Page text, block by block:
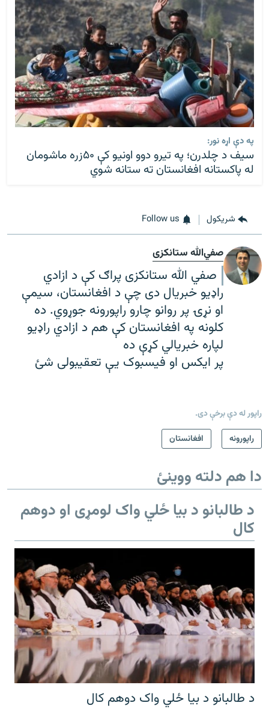
په دې اړه نور:
سیف د چلدرن؛ په تیرو دوو اونیو کې ۵۰زره ماشومان
له پاکستانه افغانستان ته ستانه شوي
شريکول Follow us
صفي‌الله ستانکزی
صفي الله ستانکزی پراګ کې د ازادي
راډیو خبریال دی چې د افغانستان، سیمې
او نړۍ پر روانو چارو راپورونه جوړوي. ده
کلونه په افغانستان کې هم د ازادي راډیو
لپاره خبریالي کړې ده
پر ایکس او فیسبوک یې تعقیبولی شئ
راپور له دې برخې دی.
راپورونه
افغانستان
دا هم دلته ووینئ
د طالبانو د بیا ځلي واک لومړی او دوهم
کال
د طالبانو د بیا ځلي واک دوهم کال